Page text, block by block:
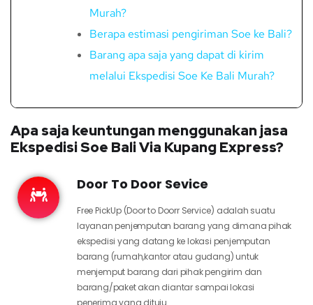
Murah?
Berapa estimasi pengiriman Soe ke Bali?
Barang apa saja yang dapat di kirim
melalui Ekspedisi Soe Ke Bali Murah?
Apa saja keuntungan menggunakan jasa
Ekspedisi Soe Bali Via Kupang Express?
Door To Door Sevice
Free PickUp (Door to Doorr Service) adalah suatu
layanan penjemputan barang yang dimana pihak
ekspedisi yang datang ke lokasi penjemputan
barang (rumah,kantor atau gudang) untuk
menjemput barang dari pihak pengirim dan
barang/paket akan diantar sampai lokasi
penerima yang dituju.